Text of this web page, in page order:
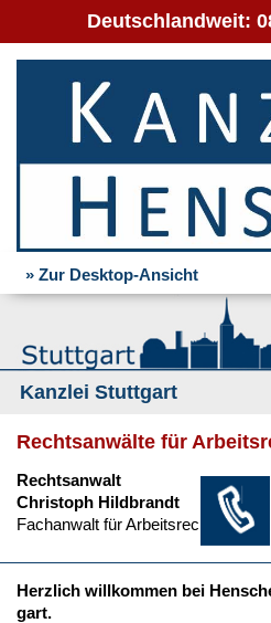
Deutschlandweit:
» Zur Desktop-Ansicht
Kanzlei Stuttgart
Rechtsanwälte für
Rechtsanwalt
Christoph Hildbrandt
Fachanwalt für Arbeitsrecht
Herz­lich will­kom­men bei
gart.